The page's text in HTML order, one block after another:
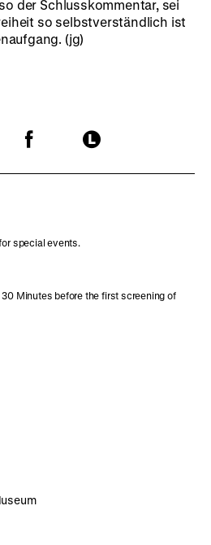
der Schlusskommentar, sei
so selbstverständlich ist
(jg)
To
To
special events.
Minutes before the first screening of